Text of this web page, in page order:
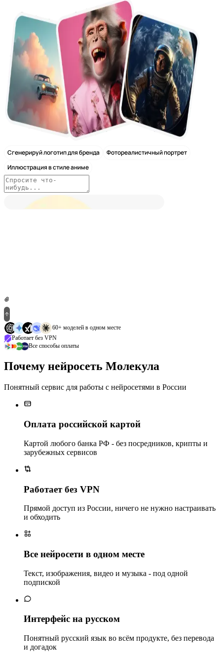
Сгенерируй логотип для бренда
Фотореалистичный портрет
Иллюстрация в стиле аниме
60+ моделей в одном месте
Работает без VPN
Все способы оплаты
Почему нейросеть Молекула
Понятный сервис для работы с нейросетями в России
Оплата российской картой
Картой любого банка РФ - без посредников, крипты и
зарубежных сервисов
Работает без VPN
Прямой доступ из России, ничего не нужно настраивать
и обходить
Все нейросети в одном месте
Текст, изображения, видео и музыка - под одной
подпиской
Интерфейс на русском
Понятный русский язык во всём продукте, без перевода
и догадок